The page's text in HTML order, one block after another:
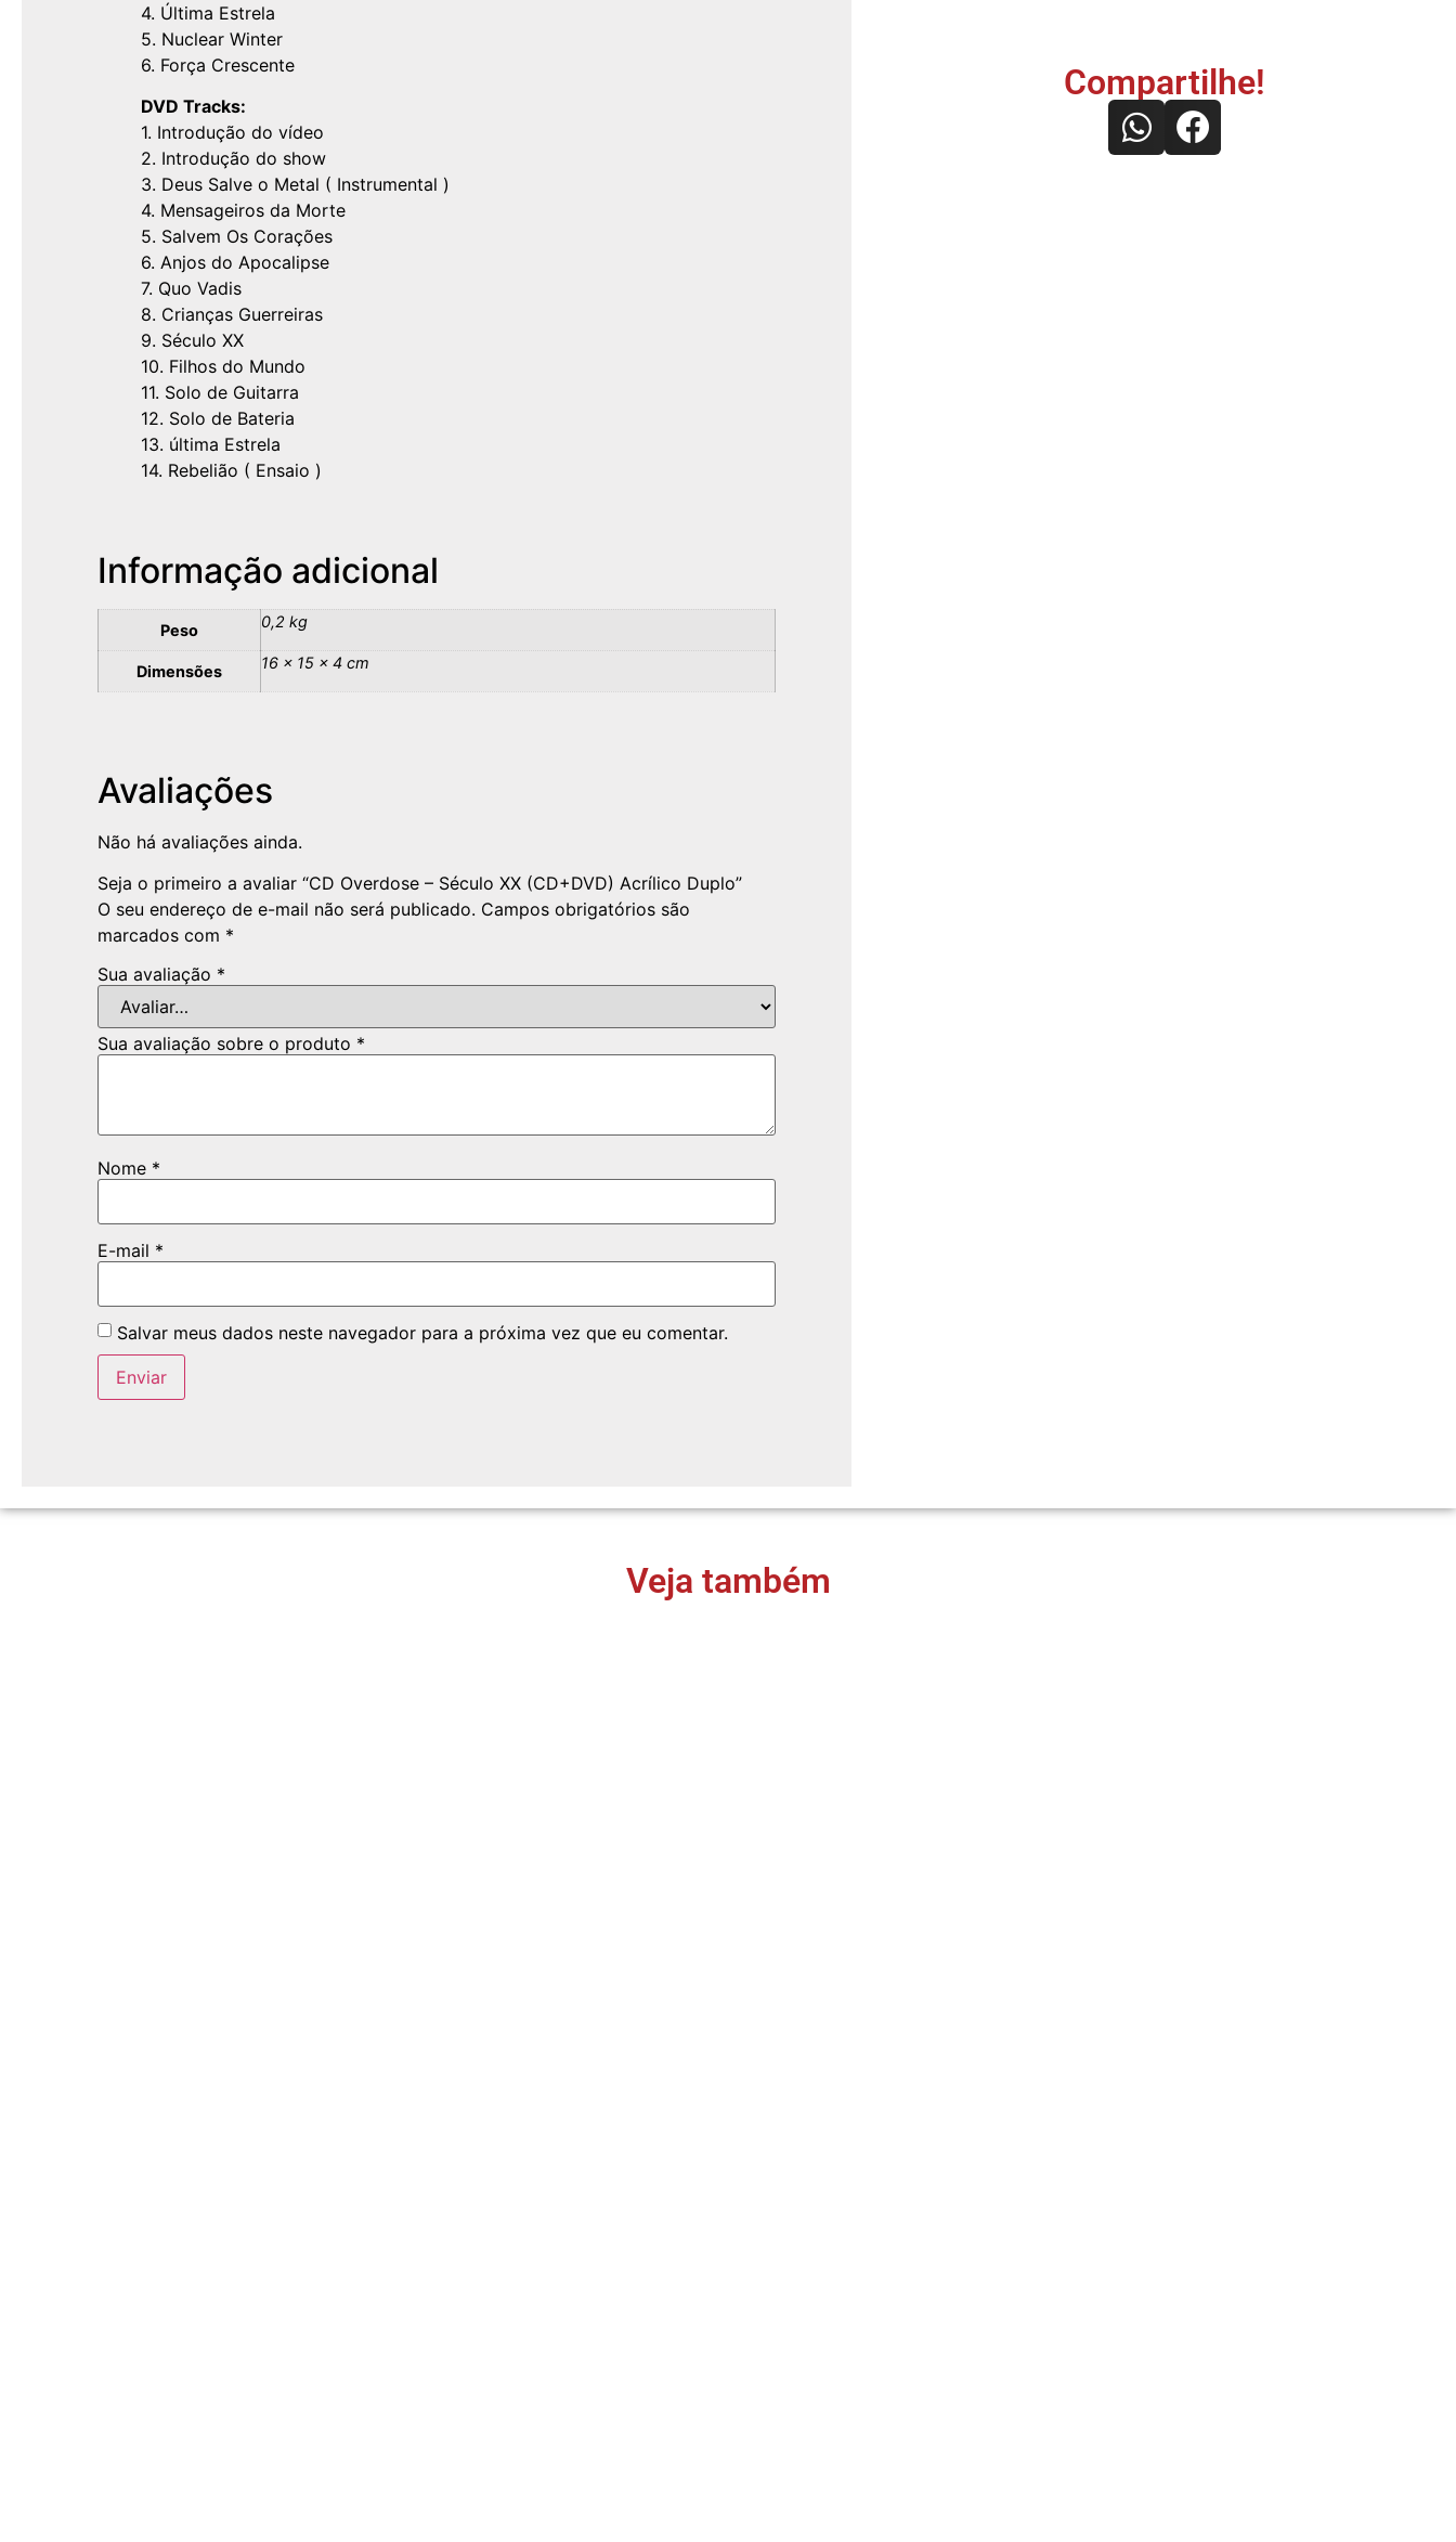
4. Última Estrela
5. Nuclear Winter
6. Força Crescente
DVD Tracks:
1. Introdução do vídeo
2. Introdução do show
3. Deus Salve o Metal ( Instrumental )
4. Mensageiros da Morte
5. Salvem Os Corações
6. Anjos do Apocalipse
7. Quo Vadis
8. Crianças Guerreiras
9. Século XX
10. Filhos do Mundo
11. Solo de Guitarra
12. Solo de Bateria
13. última Estrela
14. Rebelião ( Ensaio )
Informação adicional
Peso 0,2 kg
Dimensões 16 × 15 × 4 cm
Avaliações
Não há avaliações ainda.
Seja o primeiro a avaliar “CD Overdose – Século XX (CD+DVD) Acrílico Duplo”
O seu endereço de e-mail não será publicado. Campos obrigatórios são
marcados com *
Sua avaliação *
Sua avaliação sobre o produto *
Nome *
E-mail *
Salvar meus dados neste navegador para a próxima vez que eu comentar.
Compartilhe!
Veja também